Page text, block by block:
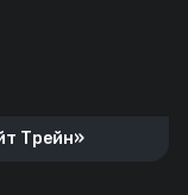
Трейн»